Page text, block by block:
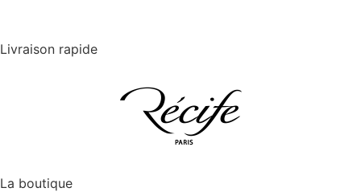
Livraison rapide
La boutique